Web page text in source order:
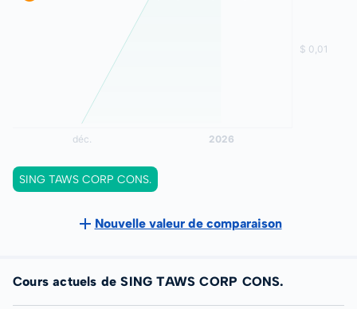
SING TAWS CORP CONS.
Nouvelle valeur de comparaison
Cours actuels de SING TAWS CORP CONS.